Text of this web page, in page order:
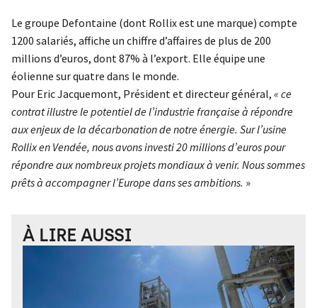
Le groupe Defontaine (dont Rollix est une marque) compte
1200 salariés, affiche un chiffre d’affaires de plus de 200
millions d’euros, dont 87% à l’export. Elle équipe une
éolienne sur quatre dans le monde.
Pour Eric Jacquemont, Président et directeur général, « ce
contrat illustre le potentiel de l’industrie française à répondre
aux enjeux de la décarbonation de notre énergie. Sur l’usine
Rollix en Vendée, nous avons investi 20 millions d’euros pour
répondre aux nombreux projets mondiaux à venir. Nous sommes
prêts à accompagner l’Europe dans ses ambitions. »
À LIRE AUSSI